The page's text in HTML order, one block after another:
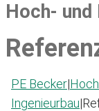
Hoch- und
PE Becker|
Ingenieurbau|